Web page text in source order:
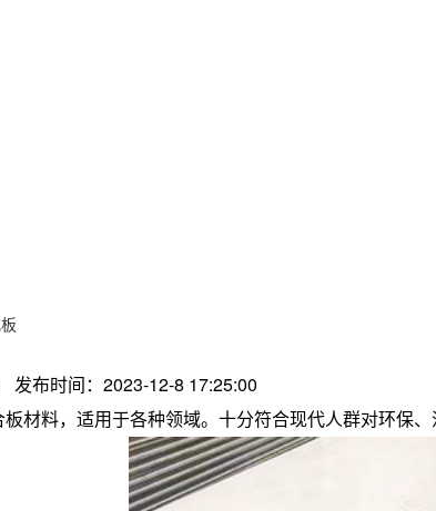
发布时间：2023-12-8 17:25:00
材料，适用于各种领域。十分符合现代人群对环保